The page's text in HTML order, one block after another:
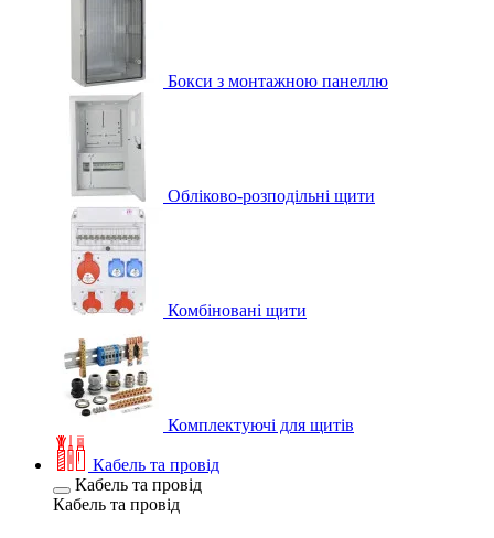
Бокси з монтажною панеллю
Обліково-розподільні щити
Комбіновані щити
Комплектуючі для щитів
Кабель та провід
Кабель та провід
Кабель та провід